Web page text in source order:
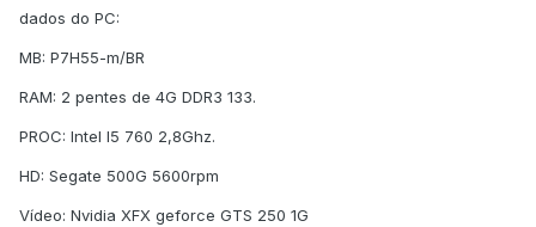
dados do PC:
MB: P7H55-m/BR
RAM: 2 pentes de 4G DDR3 133.
PROC: Intel I5 760 2,8Ghz.
HD: Segate 500G 5600rpm
Vídeo: Nvidia XFX geforce GTS 250 1G